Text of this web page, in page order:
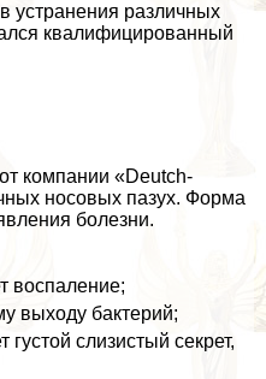
устранения различных
квалифицированный
компании «Deutch-
носовых пазух. Форма
болезни.
воспаление;
выходу бактерий;
слизистый секрет,